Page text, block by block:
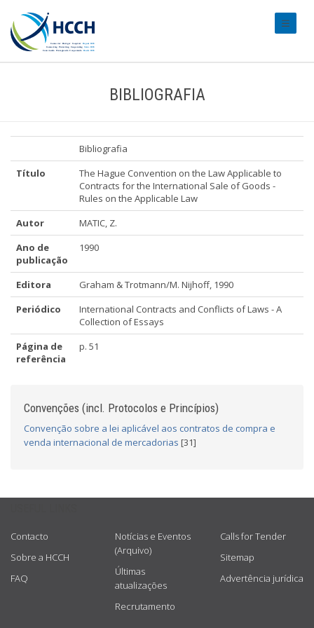
BIBLIOGRAFIA
Bibliografia
Título
The Hague Convention on the Law Applicable to
Contracts for the International Sale of Goods -
Rules on the Applicable Law
Autor
MATIC, Z.
Ano de
publicação
1990
Editora
Graham & Trotmann/M. Nijhoff, 1990
Periódico
International Contracts and Conflicts of Laws - A
Collection of Essays
Página de
referência
p. 51
Convenções (incl. Protocolos e Princípios)
Convenção sobre a lei aplicável aos contratos de compra e
venda internacional de mercadorias [31]
Contacto
Sobre a HCCH
FAQ
Notícias e Eventos
(Arquivo)
Últimas
atualizações
Recrutamento
Calls for Tender
Sitemap
Advertência jurídica